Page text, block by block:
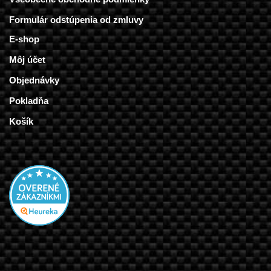
Formulár odstúpenia od zmluvy
E-shop
Môj účet
Objednávky
Pokladňa
Košík